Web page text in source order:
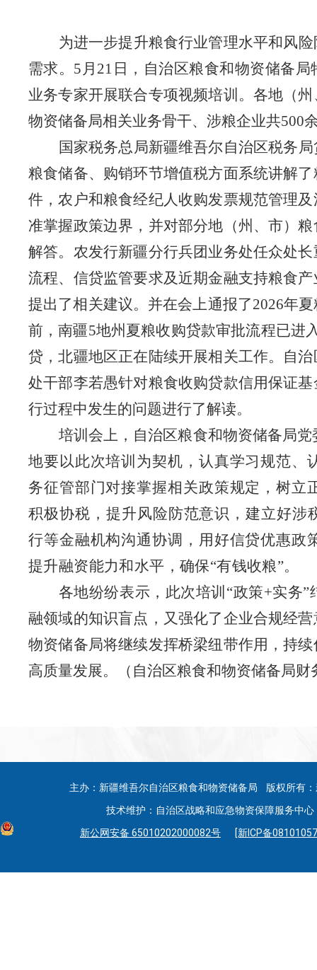
为进一步提升粮食行业管理水平和风
需求。 5月21日，自治区粮食和物资储备
业务专家开展联合专项视频培训。各地（
物资储备局相关业务骨干、涉粮企业共500
国家税务总局新疆维吾尔自治区税务
粮食储备、购销环节增值税方面系统讲解
件，农户和粮食经纪人收购发票规范管理
准掌握政策边界，并对部分地（州、市）
解答。农发行新疆分行兵团业务处任众处
流程、信贷监管要求及近期金融支持粮食
提出了相关建议。并在会上通报了2026年
前，南疆5地州夏粮收购贷款审批流程已进
贷，北疆地区正在陆续开展相关工作。自
处干部李若愚针对粮食收购贷款信用保证
行过程中发生的问题进行了解读。
培训会上，自治区粮食和物资储备局
地要以此次培训为契机，认真学习规范、
务征管部门对接掌握相关政策规定，树立
积极协税，提升风险防范意识，建立好涉
行等金融机构沟通协调，用好信贷优惠政
提升融资能力和水平，确保“有钱收粮”。
各地纷纷表示，此次培训 “政策+实务
融领域的知识盲点，又强化了企业合规经
物资储备局将继续发挥桥梁纽带作用，持
高质量发展。（自治区粮食和物资储备局财
主办：新疆维吾尔自治区粮食和物资储备局 版权所有
技术维护：自治区战略和应急物资保障服务中
新公网安备 65010202000082号
[新ICP备